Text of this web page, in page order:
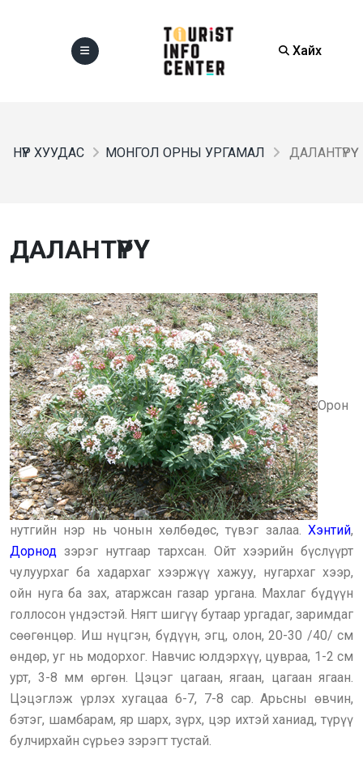
Хайх
НҮҮР ХУУДАС МОНГОЛ ОРНЫ УРГАМАЛ ДАЛАНТҮРҮҮ
ДАЛАНТҮРҮҮ
Орон
нутгийн нэр нь чонын хөлбөдөс, түвэг залаа. Хэнтий,
Дорнод зэрэг нутгаар тархсан. Ойт хээрийн бүслүүрт
чулуурхаг ба хадархаг хээржүү хажуу, нугархаг хээр,
ойн нуга ба зах, атаржсан газар ургана. Махлаг бүдүүн
голлосон үндэстэй. Нягт шигүү бутаар ургадаг, заримдаг
сөөгөнцөр. Иш нүцгэн, бүдүүн, эгц, олон, 20-30 /40/ см
өндөр, уг нь модорхог. Навчис юлдэрхүү, цувраа, 1-2 см
урт, 3-8 мм өргөн. Цэцэг цагаан, ягаан, цагаан ягаан.
Цэцэглэж үрлэх хугацаа 6-7, 7-8 сар. Арьсны өвчин,
бэтэг, шамбарам, яр шарх, зүрх, цэр ихтэй ханиад, түрүү
булчирхайн сүрьеэ зэрэгт тустай.